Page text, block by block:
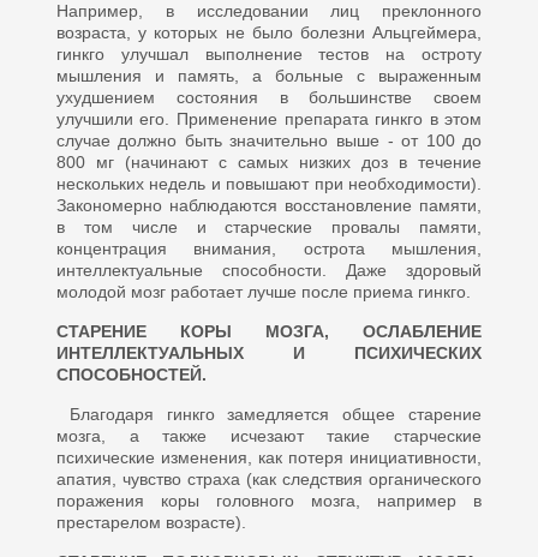
Например, в исследовании лиц преклонного
возраста, у которых не было болезни Альцгеймера,
гинк­го улучшал выполнение тестов на остроту
мышления и память, а больные с выраженным
ухудшени­ем состояния в большинстве сво­ем
улучшили его. Применение пре­парата гинкго в этом
случае долж­но быть значительно выше - от 100 до
800 мг (начинают с самых низ­ких доз в течение
нескольких не­дель и повышают при необходимо­сти).
Закономерно наблюдаются восстановление памяти,
в том чис­ле и старческие провалы памяти,
концентрация внимания, острота мышления,
интеллектуальные спо­собности. Даже здоровый
молодой мозг работает лучше после приема гинкго.
СТАРЕНИЕ КОРЫ МОЗГА, ОСЛАБЛЕНИЕ
ИНТЕЛЛЕКТУ­АЛЬНЫХ И ПСИХИЧЕСКИХ
СПОСОБНОСТЕЙ.
Благодаря гинкго замедляется общее старе­ние
мозга, а также исчезают такие старческие
психические измене­ния, как потеря инициативности,
апатия, чувство страха (как след­ствия органического
поражения коры головного мозга, например в
престарелом возрасте).